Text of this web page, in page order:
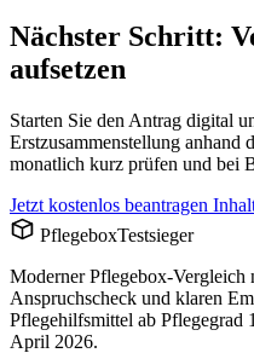
Nächster Schritt:
aufsetzen
Starten Sie den Antrag digital
Erstzusammenstellung anhand
monatlich kurz prüfen und bei
Jetzt kostenlos beantragen
PflegeboxTestsieger
Moderner Pflegebox-
Anspruchscheck und klaren
Pflegehilfsmittel ab Pflegegrad
April 2026.